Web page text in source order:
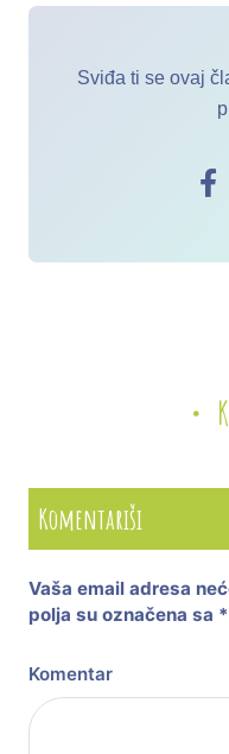
Sviđa ti se ovaj
Komentariši
Vaša email adresa
polja su označena sa *
Komentar